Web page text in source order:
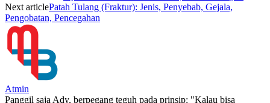
Next articlePatah Tulang (Fraktur): Jenis, Penyebab, Gejala,
Pengobatan, Pencegahan
Atmin
Panggil saja Ady, berpegang teguh pada prinsip: "Kalau bisa